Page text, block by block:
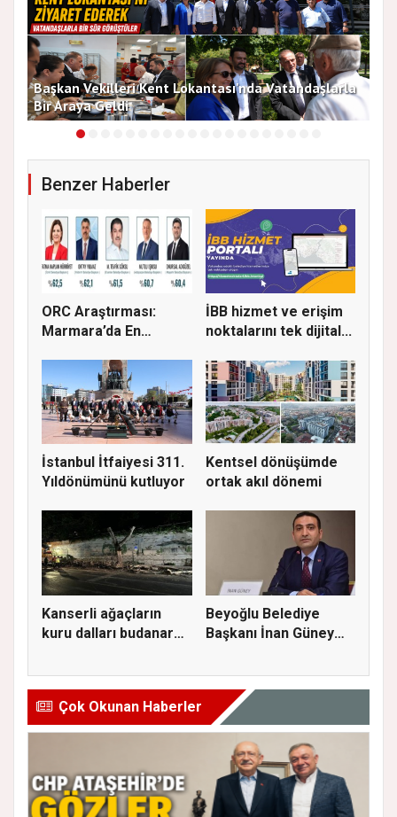
Başkan Vekilleri Kent Lokantası'nda Vatandaşlarla
Bir Araya Geldi
Benzer Haberler
ORC Araştırması:
Marmara’da En
İBB hizmet ve erişim
noktalarını tek dijital...
İstanbul İtfaiyesi 311.
Yıldönümünü kutluyor
Kentsel dönüşümde
ortak akıl dönemi
Kanserli ağaçların
kuru dalları budanarak
Beyoğlu Belediye
Başkanı İnan Güney
Çok Okunan Haberler